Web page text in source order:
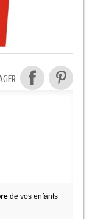
de vos enfants